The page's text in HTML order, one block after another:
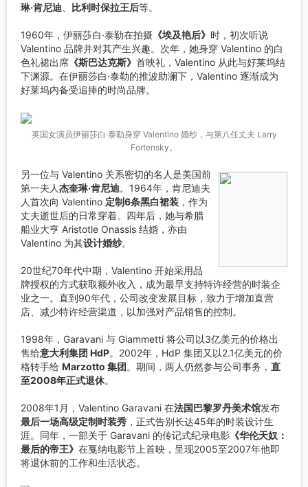
琳·肯尼迪
比利时保拉王后等。
1960年，伊丽莎白·泰勒在拍摄 《埃及艳后》 时，初次听说
Valentino 品牌并对其产生兴趣。次年，她身穿 Valentino 的白
色礼裙出席 《斯巴达克斯》 首映礼，Valentino 从此与好莱坞结
下渊源。在伊丽莎白·泰勒的推波助澜下，Valentino 逐渐成为
好莱坞内备受追捧的时尚品牌。
英国女演员伊丽莎白·泰勒身穿 Valentino 婚纱，与第八任丈夫 Larry
Fortensky。
另一位与 Valentino 关系密切的名人是美国前
第一夫人杰奎琳·肯尼迪。1964年，肯尼迪夫
人首次向 Valentino 定制6条黑白裙装 ，作为
丈夫逝世后的日常穿着。四年后，她与希腊
船业大亨 Aristotle Onassis 结婚，亦由
Valentino 为其设计婚纱。
20世纪70年代中期，Valentino 开始采用品
牌授权的方式获取额外收入，成为最早支持特许经营的时装企
业之一。直到90年代，公司改变发展目标，致力于增加直营
店、减少特许经营渠道，以加强对产品销售的控制。
1998年，Garavani 与 Giammetti 将公司以3亿美元的价格出
售给意大利集团 HdP。2002年，HdP 集团又以2.1亿美元的价
格转手给 Marzotto 集团。期间，两人仍然参与公司事务， 直
至2008年正式退休。
2008年1月，Valentino Garavani 在法国巴黎罗丹美术馆发布
最后一场高级定制时装秀 ，正式告别长达45年的时装设计生
涯。同年，一部关于 Garavani 的传记式纪录电影 《华伦天奴：
最后的帝王》 在戛纳电影节上首映，呈现2005至2007年他即
将退休前的工作和生活状态。